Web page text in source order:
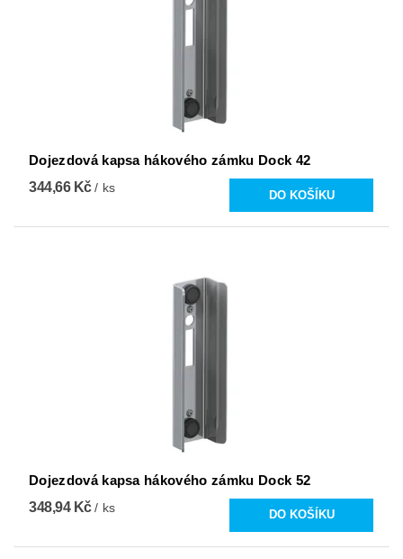
Dojezdová kapsa hákového zámku Dock 42
344,66 Kč/ ks
Dojezdová kapsa hákového zámku Dock 52
348,94 Kč/ ks